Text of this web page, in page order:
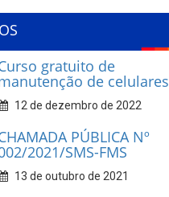
gratuito de
de celulares
12 de dezembro de 2022
PÚBLICA Nº
2021/SMS-FMS
13 de outubro de 2021